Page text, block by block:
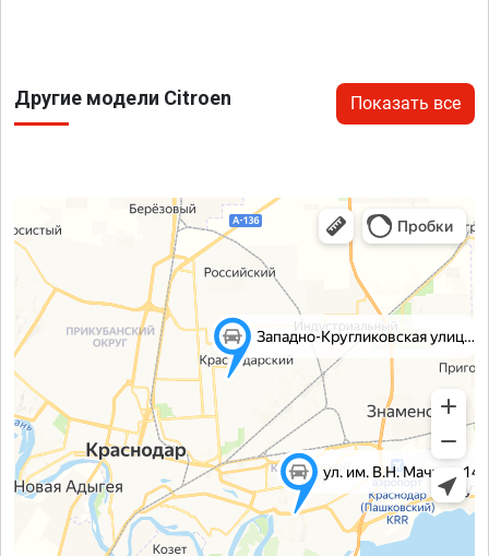
Другие модели Citroen Показать все